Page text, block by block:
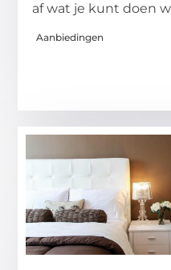
af wat je kunt doen
Aanbiedingen